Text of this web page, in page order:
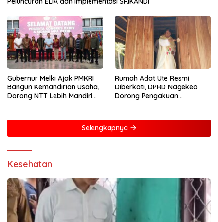
Gubernur Melki Ajak PMKRI
Bangun Kemandirian Usaha,
Dorong NTT Lebih Mandiri
Rumah Adat Ute Resmi
Diberkati, DPRD Nagekeo
Dorong Pengakuan
Selengkapnya
Kesehatan